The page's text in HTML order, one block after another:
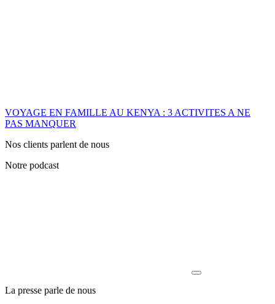
VOYAGE EN FAMILLE AU KENYA : 3 ACTIVITES A NE
PAS MANQUER
Nos clients parlent de nous
Notre podcast
La presse parle de nous